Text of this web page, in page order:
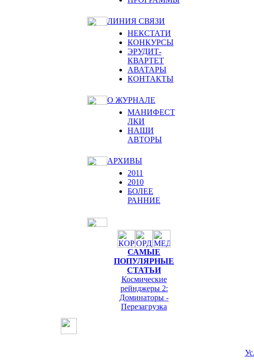
ЛИНИЯ СВЯЗИ
НЕКСТАТИ
КОНКУРСЫ
ЭРУДИТ-
КВАРТЕТ
АВАТАРЫ
КОНТАКТЫ
О ЖУРНАЛЕ
МАНИФЕСТ
ЛКИ
НАШИ
АВТОРЫ
АРХИВЫ
2011
2010
БОЛЕЕ
РАННИЕ
САМЫЕ
ПОПУЛЯРНЫЕ
СТАТЬИ
Космические
рейнджеры 2:
Доминаторы -
Перезагрузка